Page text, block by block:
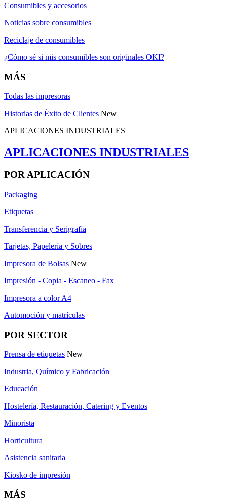
Consumibles y accesorios
Noticias sobre consumibles
Reciclaje de consumibles
¿Cómo sé si mis consumibles son originales OKI?
MÁS
Todas las impresoras
Historias de Éxito de Clientes New
APLICACIONES INDUSTRIALES
APLICACIONES INDUSTRIALES
POR APLICACIÓN
Packaging
Etiquetas
Transferencia y Serigrafía
Tarjetas, Papelería y Sobres
Impresora de Bolsas New
Impresión - Copia - Escaneo - Fax
Impresora a color A4
Automoción y matrículas
POR SECTOR
Prensa de etiquetas New
Industria, Químico y Fabricación
Educación
Hostelería, Restauración, Catering y Eventos
Minorista
Horticultura
Asistencia sanitaria
Kiosko de impresión
MÁS